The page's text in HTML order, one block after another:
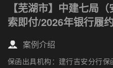
【芜湖市】中建七局
索即付/2026年银行履
案例介绍
保函出具机构：建行吉安分行